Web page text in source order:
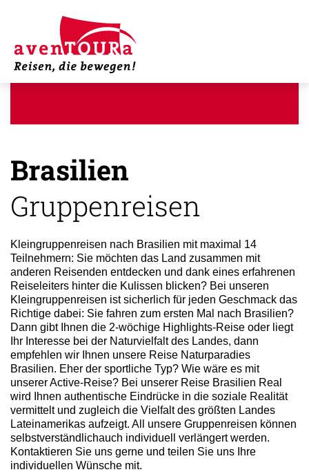
Brasilien
Gruppenreisen
Kleingruppenreisen nach Brasilien mit maximal 14
Teilnehmern: Sie möchten das Land zusammen mit
anderen Reisenden entdecken und dank eines erfahrenen
Reiseleiters hinter die Kulissen blicken? Bei unseren
Kleingruppenreisen ist sicherlich für jeden Geschmack das
Richtige dabei: Sie fahren zum ersten Mal nach Brasilien?
Dann gibt Ihnen die 2-wöchige Highlights-Reise oder liegt
Ihr Interesse bei der Naturvielfalt des Landes, dann
empfehlen wir Ihnen unsere Reise Naturparadies
Brasilien. Eher der sportliche Typ? Wie wäre es mit
unserer Active-Reise? Bei unserer Reise Brasilien Real
wird Ihnen authentische Eindrücke in die soziale Realität
vermittelt und zugleich die Vielfalt des größten Landes
Lateinamerikas aufzeigt. All unsere Gruppenreisen können
selbstverständlichauch individuell verlängert werden.
Kontaktieren Sie uns gerne und teilen Sie uns Ihre
individuellen Wünsche mit.